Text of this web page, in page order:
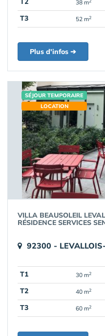
38 m
T3
52 m2
Plus d'infos ➔
SÉJOUR TEMPORAIRE
LOCATION
VILLA BEAUSOLEIL
RÉSIDENCE SERVICES
92300 -
T1 30 m2
T2
40 m2
T3
60 m2